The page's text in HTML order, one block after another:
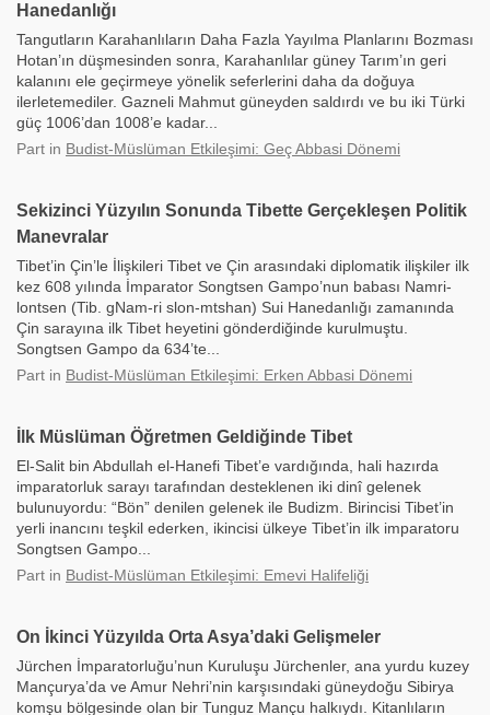
Hanedanlığı
Tangutların Karahanlıların Daha Fazla Yayılma Planlarını Bozması
Hotan’ın düşmesinden sonra, Karahanlılar güney Tarım’ın geri
kalanını ele geçirmeye yönelik seferlerini daha da doğuya
ilerletemediler. Gazneli Mahmut güneyden saldırdı ve bu iki Türki
güç 1006’dan 1008’e kadar...
Part in Budist-Müslüman Etkileşimi: Geç Abbasi Dönemi
Sekizinci Yüzyılın Sonunda Tibette Gerçekleşen Politik
Manevralar
Tibet’in Çin’le İlişkileri Tibet ve Çin arasındaki diplomatik ilişkiler ilk
kez 608 yılında İmparator Songtsen Gampo’nun babası Namri-
lontsen (Tib. gNam-ri slon-mtshan) Sui Hanedanlığı zamanında
Çin sarayına ilk Tibet heyetini gönderdiğinde kurulmuştu.
Songtsen Gampo da 634’te...
Part in Budist-Müslüman Etkileşimi: Erken Abbasi Dönemi
İlk Müslüman Öğretmen Geldiğinde Tibet
El-Salit bin Abdullah el-Hanefi Tibet’e vardığında, hali hazırda
imparatorluk sarayı tarafından desteklenen iki dinî gelenek
bulunuyordu: “Bön” denilen gelenek ile Budizm. Birincisi Tibet’in
yerli inancını teşkil ederken, ikincisi ülkeye Tibet’in ilk imparatoru
Songtsen Gampo...
Part in Budist-Müslüman Etkileşimi: Emevi Halifeliği
On İkinci Yüzyılda Orta Asya’daki Gelişmeler
Jürchen İmparatorluğu’nun Kuruluşu Jürchenler, ana yurdu kuzey
Mançurya’da ve Amur Nehri’nin karşısındaki güneydoğu Sibirya
komşu bölgesinde olan bir Tunguz Mançu halkıydı. Kitanlıların